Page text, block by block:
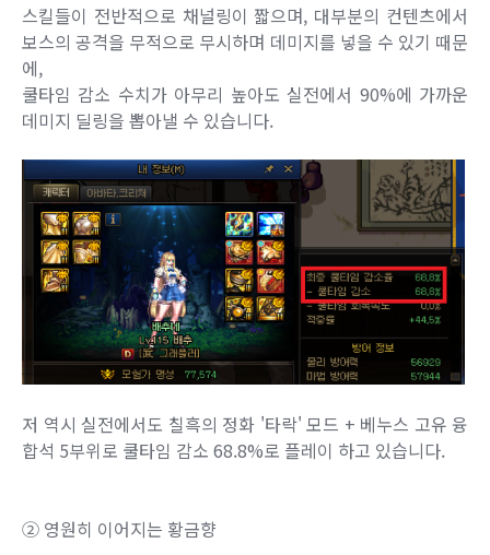
스킬들이 전반적으로 채널링이 짧으며, 대부분의 컨텐츠에서
보스의 공격을 무적으로 무시하며 데미지를 넣을 수 있기 때문
에,
쿨타임 감소 수치가 아무리 높아도 실전에서 90%에 가까운
데미지 딜링을 뽑아낼 수 있습니다.
저 역시 실전에서도 칠흑의 정화 '타락' 모드 + 베누스 고유 융
합석 5부위로 쿨타임 감소 68.8%로 플레이 하고 있습니다.
② 영원히 이어지는 황금향